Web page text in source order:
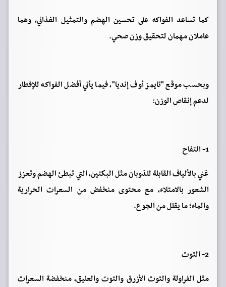
كما تساعد الفواكه على تحسين الهضم والتمثيل الغذائي، وهما
عاملان مهمان لتحقيق وزن صحي.
وبحسب موقع "تايمز أوف إنديا"، فيما يأتي أفضل الفواكه للإفطار
لدعم إنقاص الوزن:
1- التفاح
غني بالألياف القابلة للذوبان مثل البكتين، التي تبطئ الهضم وتعزز
الشعور بالامتلاء، مع محتوى منخفض من السعرات الحرارية
والماء؛ ما يقلل من الجوع.
2- التوت
مثل الفراولة والتوت الأزرق والتوت والعليق، منخفضة السعرات